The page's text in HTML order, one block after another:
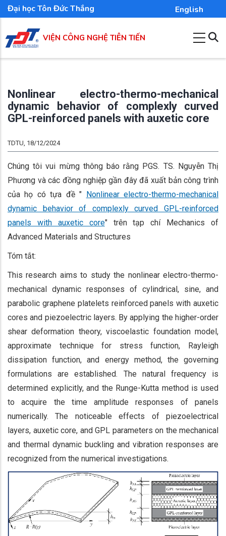
Nhảy
đến
nội
dung
Đại học Tôn Đức Thắng English
VIỆN CÔNG NGHỆ TIÊN TIẾN
Nonlinear electro-thermo-mechanical
dynamic behavior of complexly curved
GPL-reinforced panels with auxetic core
TDTU, 18/12/2024
Chúng tôi vui mừng thông báo rằng PGS. TS. Nguyễn Thị
Phương và các đồng nghiệp gần đây đã xuất bản công trình
của họ có tựa đề " Nonlinear electro-thermo-mechanical
dynamic behavior of complexly curved GPL-reinforced
panels with auxetic core" trên tạp chí Mechanics of
Advanced Materials and Structures
Tóm tắt:
This research aims to study the nonlinear electro-thermo-
mechanical dynamic responses of cylindrical, sine, and
parabolic graphene platelets reinforced panels with auxetic
cores and piezoelectric layers. By applying the higher-order
shear deformation theory, viscoelastic foundation model,
approximate technique for stress function, Rayleigh
dissipation function, and energy method, the governing
formulations are established. The natural frequency is
determined explicitly, and the Runge-Kutta method is used
to acquire the time amplitude responses of panels
numerically. The noticeable effects of piezoelectrical
layers, auxetic core, and GPL parameters on the mechanical
and thermal dynamic buckling and vibration responses are
recognized from the numerical investigations.